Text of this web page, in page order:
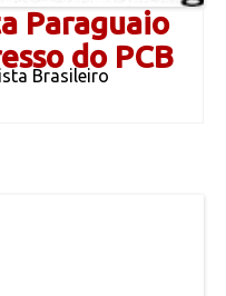
Paraguaio
do PCB
Brasileiro